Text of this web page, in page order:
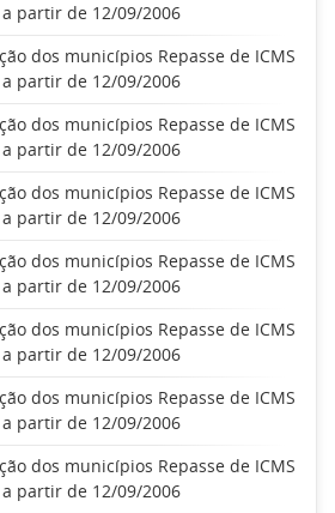
a partir de 12/09/2006
dos municípios Repasse de ICMS
a partir de 12/09/2006
dos municípios Repasse de ICMS
a partir de 12/09/2006
dos municípios Repasse de ICMS
a partir de 12/09/2006
dos municípios Repasse de ICMS
a partir de 12/09/2006
dos municípios Repasse de ICMS
a partir de 12/09/2006
dos municípios Repasse de ICMS
a partir de 12/09/2006
dos municípios Repasse de ICMS
a partir de 12/09/2006